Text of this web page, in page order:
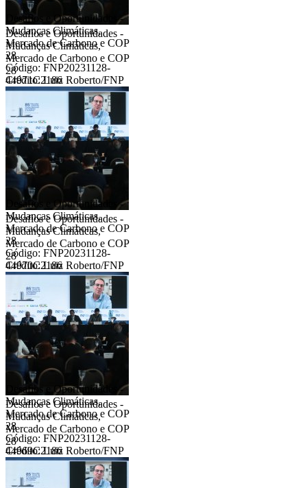
Desafios e Oportunidades -
Mudanças Climáticas,
Mercado de Carbono e COP
28
Desafios e Oportunidades -
Mudanças Climáticas,
Mercado de Carbono e COP
28
Código: FNP20231128-
44971C2186
Crédito: Luiz Roberto/FNP
Desafios e Oportunidades -
Mudanças Climáticas,
Mercado de Carbono e COP
28
Desafios e Oportunidades -
Mudanças Climáticas,
Mercado de Carbono e COP
28
Código: FNP20231128-
44970C2186
Crédito: Luiz Roberto/FNP
Desafios e Oportunidades -
Mudanças Climáticas,
Mercado de Carbono e COP
28
Desafios e Oportunidades -
Mudanças Climáticas,
Mercado de Carbono e COP
28
Código: FNP20231128-
44969C2186
Crédito: Luiz Roberto/FNP